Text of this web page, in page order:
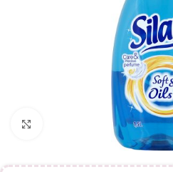
Zobraziť väčší obrázok